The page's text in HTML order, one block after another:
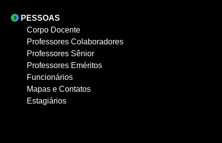
PESSOAS
Corpo Docente
Professores Colaboradores
Professores Sênior
Professores Eméritos
Funcionários
Mapas e Contatos
Estagiários